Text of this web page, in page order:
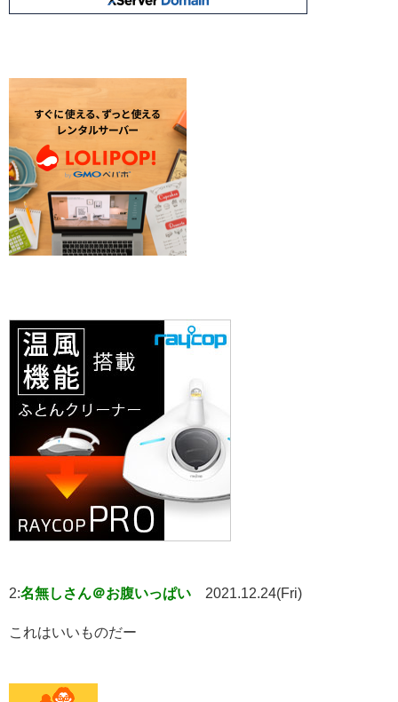
2:名無しさん＠お腹いっぱい 2021.12.24(Fri)
これはいいものだー